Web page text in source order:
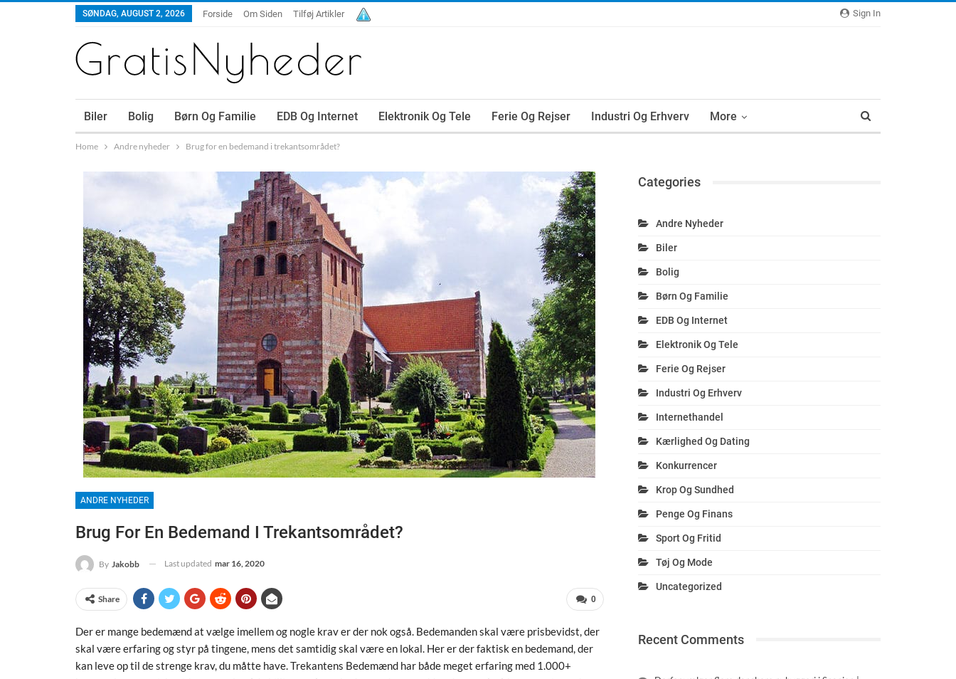
Sign In
SØNDAG, AUGUST 2, 2026 Forside Om Siden Tilføj Artikler
Biler Bolig Børn Og Familie EDB Og Internet Elektronik Og Tele Ferie Og Rejser Industri Og Erhverv More
Home Andre nyheder Brug for en bedemand i trekantsområdet?
ANDRE NYHEDER
Brug For En Bedemand I Trekantsområdet?
By Jakobb Last updated mar 16, 2020
0
Share
Der er mange bedemænd at vælge imellem og nogle krav er der nok også. Bedemanden skal være prisbevidst, der
skal være erfaring og styr på tingene, mens det samtidig skal være en lokal. Her er der faktisk en bedemand, der
kan leve op til de strenge krav, du måtte have. Trekantens Bedemænd har både meget erfaring med 1.000+
Categories
Andre Nyheder
Biler
Bolig
Børn Og Familie
EDB Og Internet
Elektronik Og Tele
Ferie Og Rejser
Industri Og Erhverv
Internethandel
Kærlighed Og Dating
Konkurrencer
Krop Og Sundhed
Penge Og Finans
Sport Og Fritid
Tøj Og Mode
Uncategorized
Recent Comments